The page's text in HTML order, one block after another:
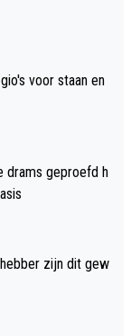
voor staan en
drams geproefd h
zijn dit gew